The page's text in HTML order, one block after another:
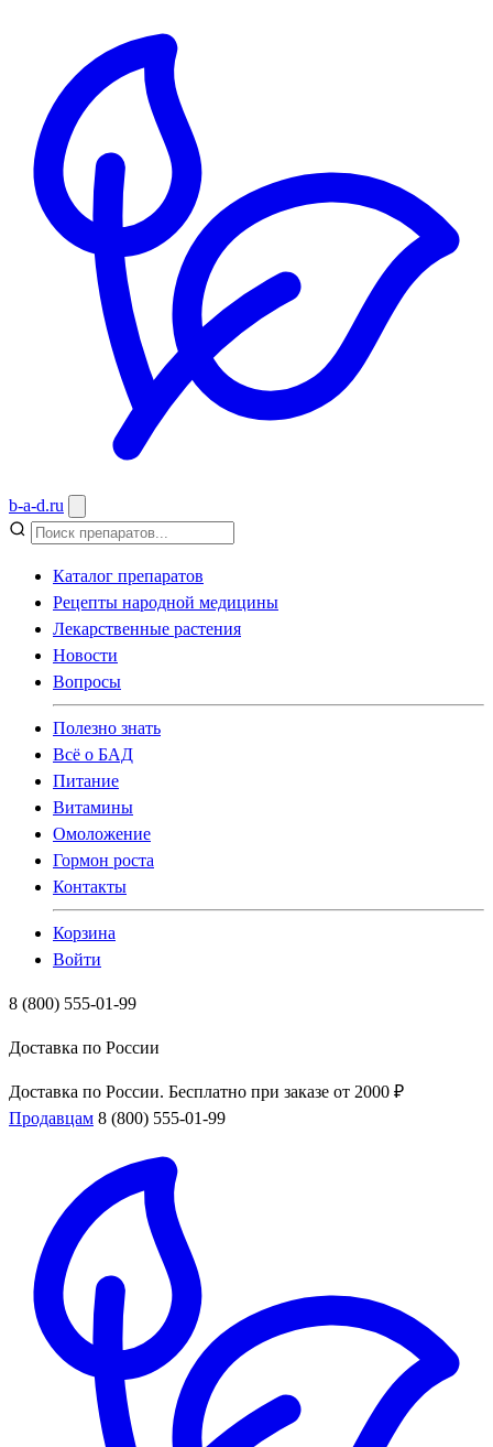
b-a-d.ru
Каталог препаратов
Рецепты народной медицины
Лекарственные растения
Новости
Вопросы
Полезно знать
Всё о БАД
Питание
Витамины
Омоложение
Гормон роста
Контакты
Корзина
Войти
8 (800) 555-01-99
Доставка по России
Доставка по России. Бесплатно при заказе от 2000 ₽
Продавцам 8 (800) 555-01-99